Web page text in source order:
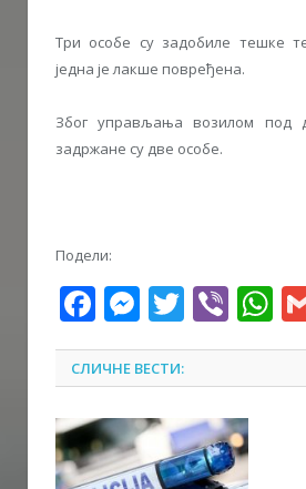
Три особе су задобиле тешке
једна је лакше повређена.
Због управљања возилом под
задржане су две особе.
Подели:
Facebook
Twitter
СЛИЧНЕ ВЕСТИ: